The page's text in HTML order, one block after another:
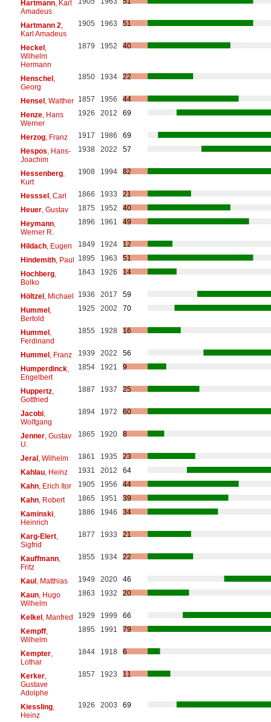
Hartmann, Karl
Amadeus
Hartmann 2
Karl Amadeus
1905 1963 51
Heckel,
Wilhelm
Hermann
1879 1952 40
Henschel,
Georg
1850 1934 22
Hensel, Walther 1857 1956
44
Henze, Hans
Werner
1926 2012 69
Herzog, Franz 1917 1986
69
Hespos , Hans-
Joachim
1938 2022 57
Hessenberg,
Kurt
1908 1994 82
Hesssel, Carl 1866 1933
21
Heuer, Gustav 1875 1952
40
Heymann,
Werner R.
1896 1961 49
Hildach, Eugen 1849 1924
12
Hindemith, Paul 1895 1963
51
Hochberg,
Bolko
1843 1926 14
Höltzel, Michael 1936 2017
59
Hummel,
Bertold
1925 2002 70
Hummel,
Ferdinand
1855 1928 16
Hummel, Franz 1939 2022
56
Humperdinck,
Engelbert
1854 1921 9
Huppertz,
Gottfried
1887 1937 25
Jacobi,
Wolfgang
1894 1972 60
Jenner, Gustav
U.
1865 1920 8
Jeral, Wilhelm 1861 1935
23
Kahlau, Heinz 1931 2012
64
Kahn, Erich Itor 1905 1956
44
Kahn, Robert 1865 1951
39
Kaminski,
Heinrich
1886 1946 34
Karg-Elert,
Sigfrid
1877 1933 21
Kauffmann,
Fritz
1855 1934 22
Kaul, Matthias 1949 2020
46
Kaun, Hugo
Wilhelm
1863 1932 20
Kelkel, Manfred 1929 1999
66
Kempff,
Wilhelm
1895 1991 79
Kempter,
Lothar
1844 1918 6
Kerker,
Gustave
Adolphe
1857 1923 11
Kiessling,
Heinz
1926 2003 69